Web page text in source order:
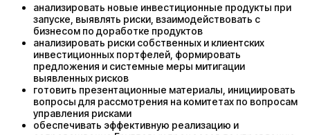
анализировать новые инвестиционные продукты при
запуске, выявлять риски, взаимодействовать с
бизнесом по доработке продуктов
анализировать риски собственных и клиентских
инвестиционных портфелей, формировать
предложения и системные меры митигации
выявленных рисков
готовить презентационные материалы, инициировать
вопросы для рассмотрения на комитетах по вопросам
управления рисками
обеспечивать эффективную реализацию и